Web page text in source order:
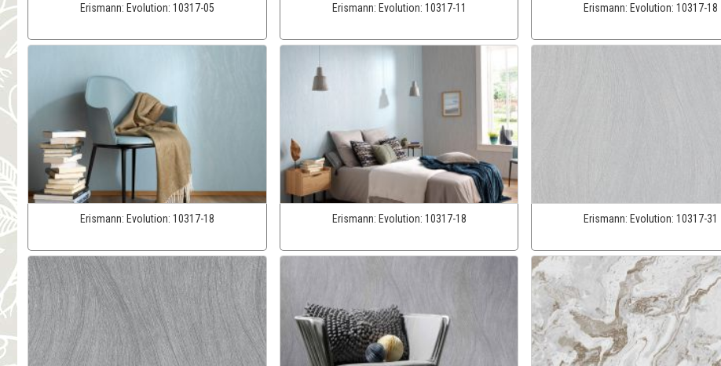
Erismann: Evolution: 10317-05 Erismann: Evolution: 10317-11 Erismann: Evolution:10317-18
Erismann: Evolution: 10317-18 Erismann: Evolution: 10317-18 Erismann: Evolution:10317-31